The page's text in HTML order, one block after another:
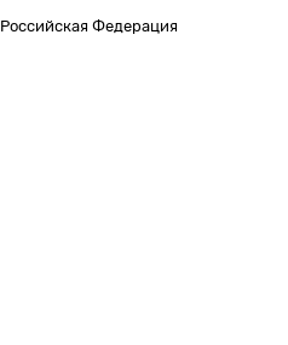
Российская Федерация